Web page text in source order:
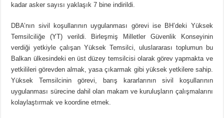
kadar asker sayısı yaklaşık 7 bine indirildi.
DBA’nın sivil koşullarının uygulanması görevi ise BH’deki Yüksek
Temsilciliğe (YT) verildi. Birleşmiş Milletler Güvenlik Konseyinin
verdiği yetkiyle çalışan Yüksek Temsilci, uluslararası toplumun bu
Balkan ülkesindeki en üst düzey temsilcisi olarak görev yapmakta ve
yetkilileri görevden almak, yasa çıkarmak gibi yüksek yetkilere sahip.
Yüksek Temsilcinin görevi, barış kararlarının sivil koşullarının
uygulanması sürecine dahil olan makam ve kuruluşların çalışmalarını
kolaylaştırmak ve koordine etmek.